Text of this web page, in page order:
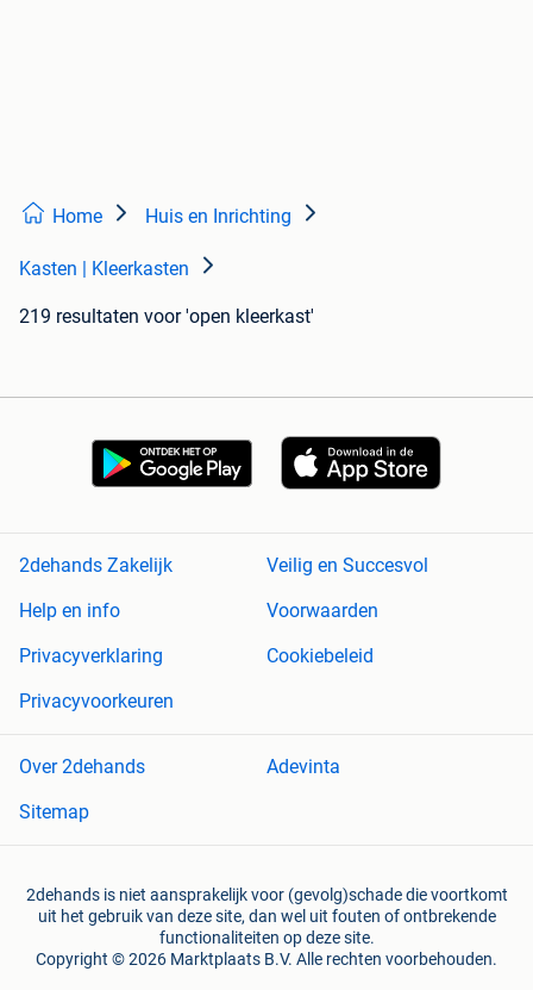
Home Huis en Inrichting
Kasten | Kleerkasten
219 resultaten voor 'open kleerkast'
2dehands Zakelijk
Veilig en Succesvol
Help en info
Voorwaarden
Privacyverklaring
Cookiebeleid
Privacyvoorkeuren
Over 2dehands
Adevinta
Sitemap
2dehands is niet aansprakelijk voor (gevolg)schade die voortkomt
uit het gebruik van deze site, dan wel uit fouten of ontbrekende
functionaliteiten op deze site.
Copyright © 2026 Marktplaats B.V. Alle rechten voorbehouden.